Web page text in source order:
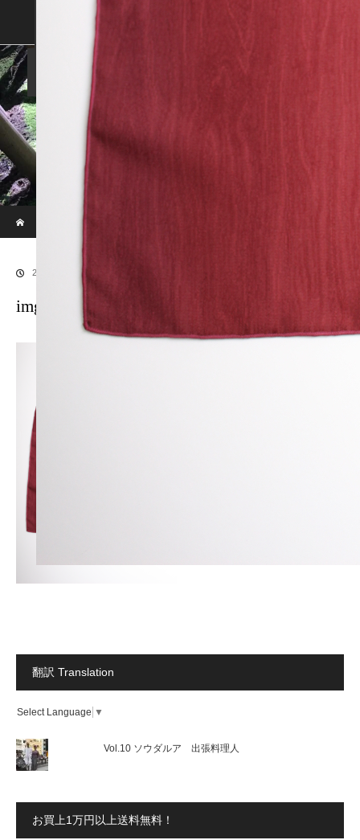
ABOUT US
現代のサムライたちの時空間へ
2020.04.23
img_2563Apr 22 2020 copy
翻訳 Translation
Select Language ▼
Vol.10 ソウダルア 出張料理人
お買上1万円以上送料無料！